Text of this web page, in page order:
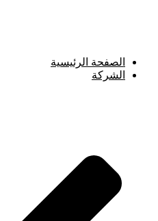
الصفحة الرئيسية
الشركة